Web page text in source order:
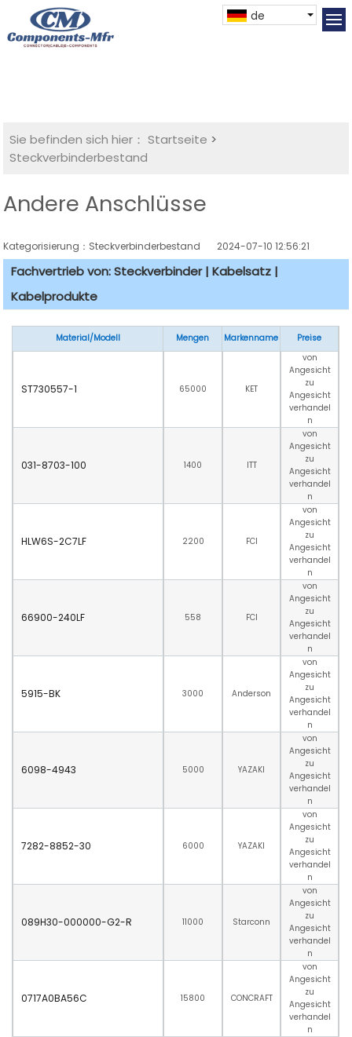
de
Sie befinden sich hier： Startseite >
Steckverbinderbestand
Andere Anschlüsse
Kategorisierung：Steckverbinderbestand 2024-07-10 12:56:21
Fachvertrieb von: Steckverbinder | Kabelsatz |
Kabelprodukte
Material/Modell Mengen Markenname Preise
ST730557-1 65000 KET
von
Angesicht
zu
Angesicht
verhandel
n
031-8703-100 1400 ITT
von
Angesicht
zu
Angesicht
verhandel
n
HLW6S-2C7LF 2200 FCI
von
Angesicht
zu
Angesicht
verhandel
n
66900-240LF 558 FCI
von
Angesicht
zu
Angesicht
verhandel
n
5915-BK 3000 Anderson
von
Angesicht
zu
Angesicht
verhandel
n
6098-4943 5000 YAZAKI
von
Angesicht
zu
Angesicht
verhandel
n
7282-8852-30 6000 YAZAKI
von
Angesicht
zu
Angesicht
verhandel
n
089H30-000000-G2-R 11000 Starconn
von
Angesicht
zu
Angesicht
verhandel
n
0717A0BA56C 15800 CONCRAFT
von
Angesicht
zu
Angesicht
verhandel
n